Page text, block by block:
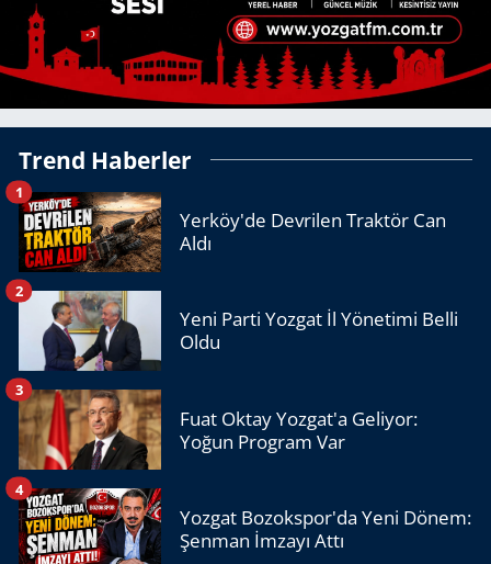
Trend Haberler
Yerköy'de Devrilen Traktör Can
Aldı
1
Yeni Parti Yozgat İl Yönetimi Belli
Oldu
2
Fuat Oktay Yozgat'a Geliyor:
Yoğun Program Var
3
Yozgat Bozokspor'da Yeni Dönem:
Şenman İmzayı Attı
4